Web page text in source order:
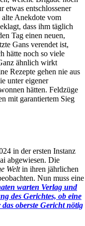
etwas entschlossener
alte Anekdote vom
dass ihm täglich
Tag einen neuen,
Gans verendet ist,
hätte noch so viele
ähnlich wirkt
Rezepte gehen nie aus
unter eigener
hätten. Feldzüge
mit garantiertem Sieg
in der ersten Instanz
abgewiesen. Die
Weltin ihren jährlichen
Nun muss eine
warten Verlag und
des Gerichtes, ob eine
oberste Gericht nötig